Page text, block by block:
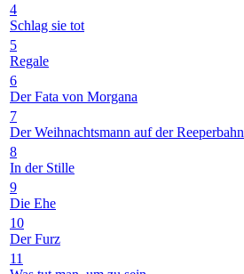
4
Schlag sie tot
5
Regale
6
Der Fata von Morgana
7
Der Weihnachtsmann auf der Reeperbahn
8
In der Stille
9
Die Ehe
10
Der Furz
11